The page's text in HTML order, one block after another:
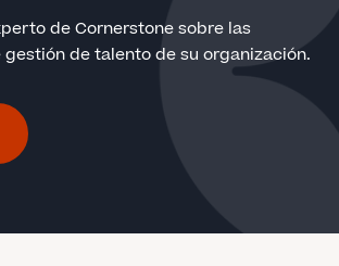
de Cornerstone sobre las
de talento de su organización.